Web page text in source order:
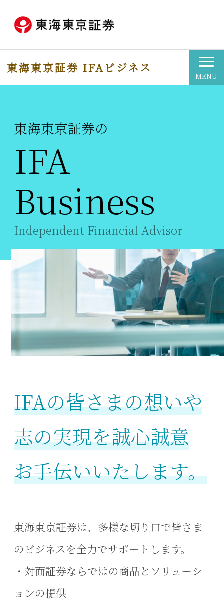
東海東京証券 IFAビジネス
東海東京証券の
IFA
Business
Independent Financial Advisor
IFAの皆さまの想いや
志の実現を誠心誠意
お手伝いいたします。
東海東京証券は、多様な切り口で皆さま
のビジネスを全力でサポートします。
・対面証券ならではの商品とソリューシ
ョンの提供